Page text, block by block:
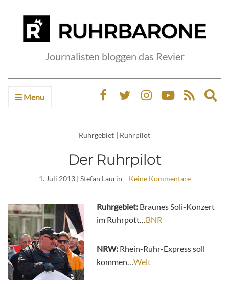
Journalisten bloggen das Revier
Menu
Ruhrgebiet | Ruhrpilot
Der Ruhrpilot
1. Juli 2013| Stefan Laurin Keine Kommentare
Ruhrgebiet: Braunes Soli-Konzert
im Ruhrpott…BNR
NRW: Rhein-Ruhr-Express soll
kommen…Welt